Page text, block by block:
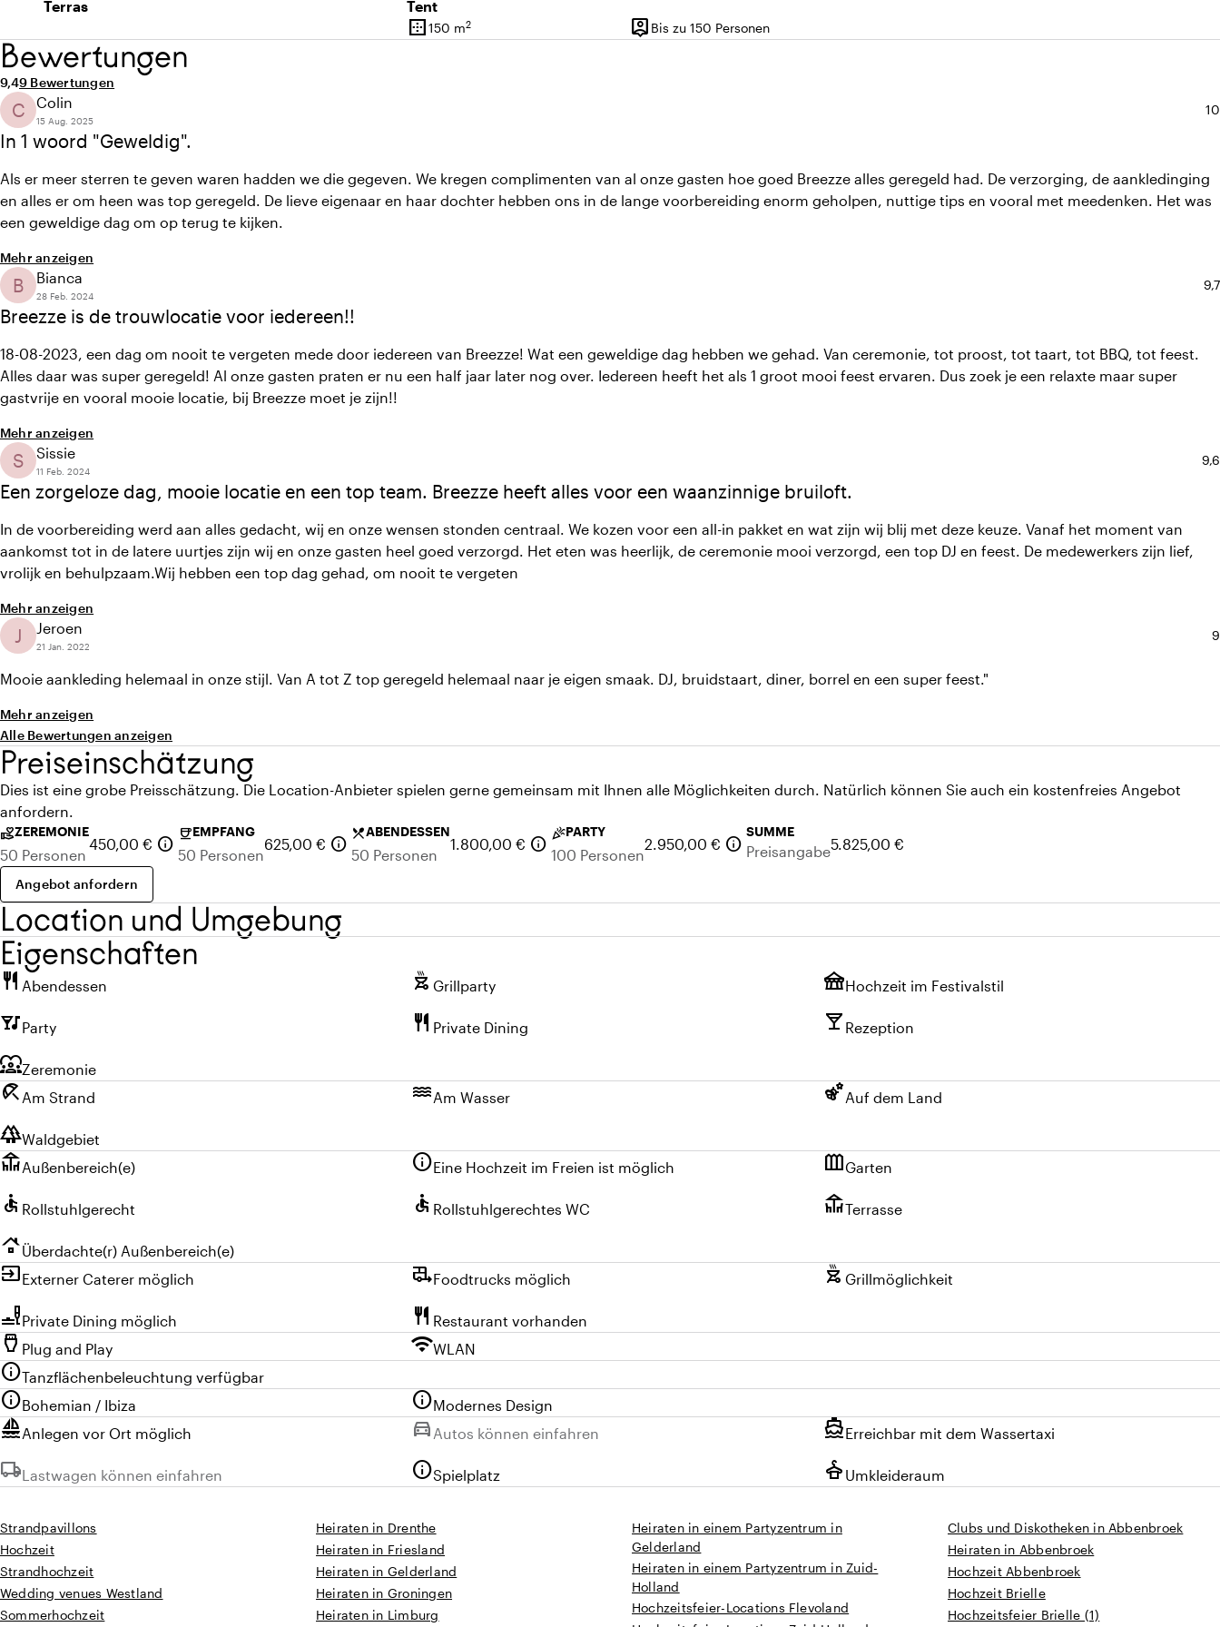
Terras Tent
border_outer
Oberfläche
150 m2 person_pin
Kapazität
Bis zu 150 Personen
Bewertungen
Durchschnittliche Bewertung von 9,4 von 10
9,4Anzahl der Bewertungen: 9
9 Bewertungen
In 1 woord "Geweldig".
C Colin
15 Aug. 2025
10
Als er meer sterren te geven waren hadden we die gegeven. We kregen complimenten van al onze gasten hoe goed Breezze alles geregeld had. De verzorging, de aankledinging
en alles er om heen was top geregeld. De lieve eigenaar en haar dochter hebben ons in de lange voorbereiding enorm geholpen, nuttige tips en vooral met meedenken. Het was
een geweldige dag om op terug te kijken.
Mehr anzeigen
Breezze is de trouwlocatie voor iedereen!!
B Bianca
28 Feb. 2024
9,7
18-08-2023, een dag om nooit te vergeten mede door iedereen van Breezze! Wat een geweldige dag hebben we gehad. Van ceremonie, tot proost, tot taart, tot BBQ, tot feest.
Alles daar was super geregeld! Al onze gasten praten er nu een half jaar later nog over. Iedereen heeft het als 1 groot mooi feest ervaren. Dus zoek je een relaxte maar super
gastvrije en vooral mooie locatie, bij Breezze moet je zijn!!
Mehr anzeigen
Een zorgeloze dag, mooie locatie en een top team. Breezze heeft alles voor een waanzinnige bruiloft.
S Sissie
11 Feb. 2024
9,6
In de voorbereiding werd aan alles gedacht, wij en onze wensen stonden centraal. We kozen voor een all-in pakket en wat zijn wij blij met deze keuze. Vanaf het moment van
aankomst tot in de latere uurtjes zijn wij en onze gasten heel goed verzorgd. Het eten was heerlijk, de ceremonie mooi verzorgd, een top DJ en feest. De medewerkers zijn lief,
vrolijk en behulpzaam.Wij hebben een top dag gehad, om nooit te vergeten
Mehr anzeigen
J Jeroen
21 Jan. 2022
9
Mooie aankleding helemaal in onze stijl. Van A tot Z top geregeld helemaal naar je eigen smaak. DJ, bruidstaart, diner, borrel en een super feest."
Mehr anzeigen
Alle Bewertungen anzeigen
Preiseinschätzung
Dies ist eine grobe Preisschätzung. Die Location-Anbieter spielen gerne gemeinsam mit Ihnen alle Möglichkeiten durch. Natürlich können Sie auch ein kostenfreies Angebot
anfordern.
volunteer_activismZEREMONIE
50 Personen
450,00 € info coffeeEMPFANG
50 Personen
625,00 € info local_diningABENDESSEN
50 Personen
1.800,00 € info celebrationPARTY
100 Personen
2.950,00 € info
SUMME
Preisangabe5.825,00 €
Angebot anfordern
Location und Umgebung
Eigenschaften
restaurant Abendessen outdoor_grillGrillparty festivalHochzeit im Festivalstil
nightlifeParty restaurant Private Dining local_bar Rezeption
diversity_1Zeremonie
beach_access Am Strand waterAm Wasser emoji_natureAuf dem Land
forestWaldgebiet
deckAußenbereich(e) infoEine Hochzeit im Freien ist möglich outdoor_gardenGarten
accessible Rollstuhlgerecht accessible Rollstuhlgerechtes WC deckTerrasse
roofingÜberdachte(r) Außenbereich(e)
inputExterner Caterer möglich rv_hookupFoodtrucks möglich outdoor_grill Grillmöglichkeit
brunch_diningPrivate Dining möglich restaurant Restaurant vorhanden
settings_input_hdmi Plug and Play wifiWLAN
infoTanzflächenbeleuchtung verfügbar
infoBohemian / Ibiza infoModernes Design
sailingAnlegen vor Ort möglich directions_car Nicht verfügbar:
Autos können einfahren directions_boatErreichbar mit dem Wassertaxi
local_shippingNicht verfügbar:
Lastwagen können einfahren infoSpielplatz styler Umkleideraum
Strandpavillons
Hochzeit
Strandhochzeit
Wedding venues Westland
Sommerhochzeit
Heiraten in Drenthe
Heiraten in Friesland
Heiraten in Gelderland
Heiraten in Groningen
Heiraten in Limburg
Heiraten in einem Partyzentrum in
Gelderland
Heiraten in einem Partyzentrum in Zuid-
Holland
Hochzeitsfeier-Locations Flevoland
Clubs und Diskotheken in Abbenbroek
Heiraten in Abbenbroek
Hochzeit Abbenbroek
Hochzeit Brielle
Hochzeitsfeier Brielle (1)